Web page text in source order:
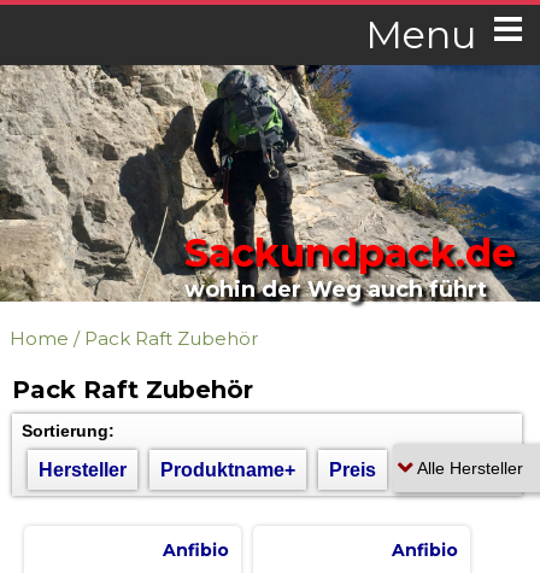
Menu
Sackundpack.de
wohin der Weg auch führt
Home / Pack Raft Zubehör
Pack Raft Zubehör
Sortierung:
Hersteller Produktname+ Preis
Anfibio Anfibio